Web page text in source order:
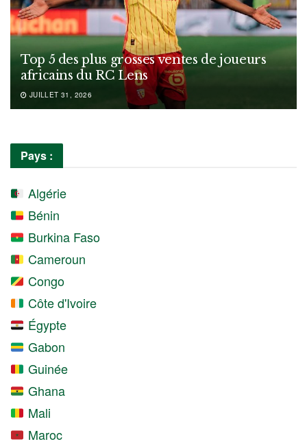
Top 5 des plus grosses ventes de joueurs
africains du RC Lens
JUILLET 31, 2026
Pays :
Algérie
Bénin
Burkina Faso
Cameroun
Congo
Côte d'Ivoire
Égypte
Gabon
Guinée
Ghana
Mali
Maroc